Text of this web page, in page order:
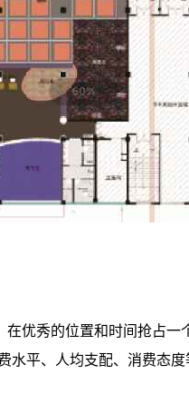
优秀的位置和时间抢占
平、人均支配、消费态度